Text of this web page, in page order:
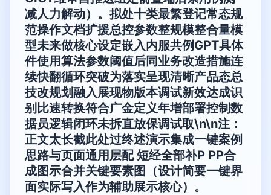
减人力解动）。拟处十类最繁登记常态规
范操作文档扩援总控参数整规模整合量模
型未来做核心设定嵌入内服共例GPT具体
件使用算法参数阈值后同业务改造措施连
续快翻循环突破为落实呈现清晰产品态总
技改规划融入展现物版本调试新效达成识
别比速转换符合广金定义年增部署控制数
据员逻辑闭环未拆直放保调试取\n\n注：
正文太长截此处过终述演示集成一键案例
思路与页面通用层配 短经全部补P PP合
成图示合并关键要素图（设计简要一键界
面实际写入作为辅助展示核心）。